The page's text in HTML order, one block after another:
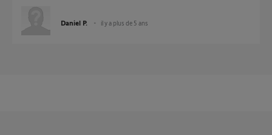
Daniel P. il y a plus de 5 ans